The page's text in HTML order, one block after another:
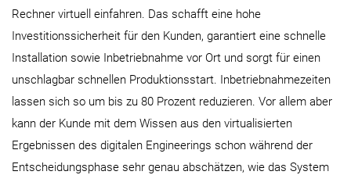
Rechner virtuell einfahren. Das schafft eine hohe
Investitionssicherheit für den Kunden, garantiert eine schnelle
Installation sowie Inbetriebnahme vor Ort und sorgt für einen
unschlagbar schnellen Produktionsstart. Inbetriebnahmezeiten
lassen sich so um bis zu 80 Prozent reduzieren. Vor allem aber
kann der Kunde mit dem Wissen aus den virtualisierten
Ergebnissen des digitalen Engineerings schon während der
Entscheidungsphase sehr genau abschätzen, wie das System